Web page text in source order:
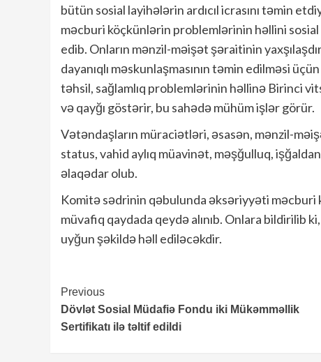
bütün sosial layihələrin ardıcıl icrasını təmin
məcburi köçkünlərin problemlərinin həllini
edib. Onların mənzil-məişət şəraitinin
dayanıqlı məskunlaşmasının təmin edilməsi
təhsil, sağlamlıq problemlərinin həllinə Birinci
və qayğı göstərir, bu sahədə mühüm işlər görür.
Vətəndaşların müraciətləri, əsasən, mənzil-
status, vahid aylıq müavinət, məşğulluq,
əlaqədar olub.
Komitə sədrinin qəbulunda əksəriyyəti
müvafiq qaydada qeydə alınıb. Onlara bildirilib
uyğun şəkildə həll ediləcəkdir.
Continue
Reading
Previous
Dövlət Sosial Müdafiə Fondu iki Mükəmməllik
Sertifikatı ilə təltif edildi